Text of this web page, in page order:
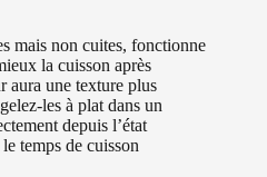
mais non cuites, fonctionne
la cuisson après
aura une texture plus
les à plat dans un
depuis l’état
temps de cuisson